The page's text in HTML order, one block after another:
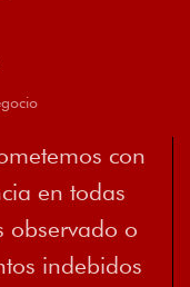
con
en todas
observado o
indebidos